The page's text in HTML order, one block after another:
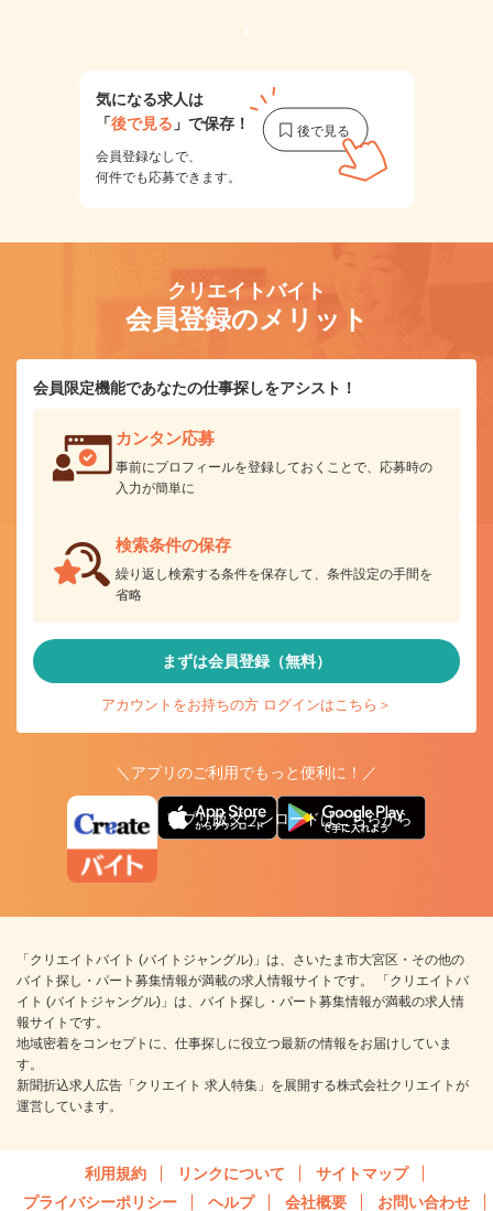
1
気になる求人は
「後で見る 」で保存！
会員登録なしで、
何件でも応募できます。
クリエイトバイト
会員登録のメリット
会員限定機能であなたの仕事探しをアシスト！
カンタン応募
事前にプロフィールを登録しておくことで、応募時の
入力が簡単に
検索条件の保存
繰り返し検索する条件を保存して、条件設定の手間を
省略
まずは会員登録（無料）
アカウントをお持ちの方 ログインはこちら＞
＼アプリのご利用でもっと便利に！／
アプリ版ダウンロードはこちらから
「クリエイトバイト (バイトジャングル)」は、さいたま市大宮区・その他の
バイト探し・パート募集情報が満載の求人情報サイトです。 「クリエイトバ
イト (バイトジャングル)」は、バイト探し・パート募集情報が満載の求人情
報サイトです。
地域密着をコンセプトに、仕事探しに役立つ最新の情報をお届けしていま
す。
新聞折込求人広告「クリエイト 求人特集」を展開する株式会社クリエイトが
運営しています。
利用規約 リンクについて
サイトマップ
プライバシーポリシー
ヘルプ 会社概要 お問い合わせ